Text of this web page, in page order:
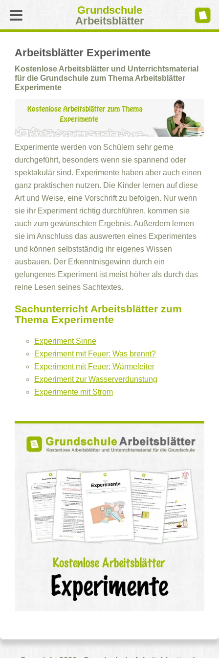
Grundschule
Arbeitsblätter
Arbeitsblätter Experimente
Kostenlose Arbeitsblätter und Unterrichtsmaterial
für die Grundschule zum Thema Arbeitsblätter
Experimente
Experimente werden von Schülern sehr gerne
durchgeführt, besonders wenn sie spannend oder
spektakulär sind. Experimente haben aber auch einen
ganz praktischen nutzen. Die Kinder lernen auf diese
Art und Weise, eine Vorschrift zu befolgen. Nur wenn
sie ihr Experiment richtig durchführen, kommen sie
auch zum gewünschten Ergebnis. Außerdem lernen
sie im Anschluss das auswerten eines Experimentes
und können selbstständig ihr eigenes Wissen
ausbauen. Der Erkenntnisgewinn durch ein
gelungenes Experiment ist meist höher als durch das
reine Lesen seines Sachtextes.
Sachunterricht Arbeitsblätter zum
Thema Experimente
Experiment Sinne
Experiment mit Feuer: Was brennt?
Experiment mit Feuer: Wärmeleiter
Experiment zur Wasserverdunstung
Experimente mit Strom